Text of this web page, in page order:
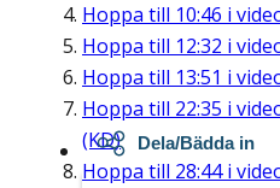
Hoppa till 10:46 i
Hoppa till 12:32 i
Hoppa till 13:51 i
Hoppa till 22:35 i
(KD)
Hoppa till 28:44i
Dela/Bädda in